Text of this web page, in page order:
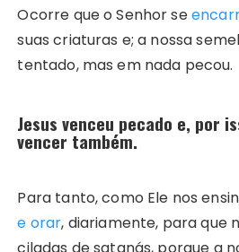
Ocorre que o Senhor se
suas criaturas e; a nossa
tentado, mas em nada pecou.
Jesus venceu pecado e, por
vencer também.
Para tanto, como Ele nos
e orar, diariamente, para que
ciladas de satanás, porque a